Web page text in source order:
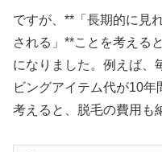
ですが、**「長期的に見
される」**ことを考える
になりました。例えば、
ビングアイテム代が10
考えると、脱毛の費用も